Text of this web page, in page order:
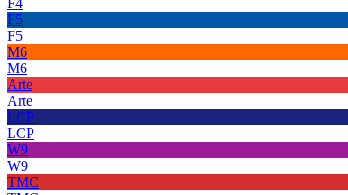
F4
F5
F5
M6
M6
Arte
Arte
LCP
LCP
W9
W9
TMC